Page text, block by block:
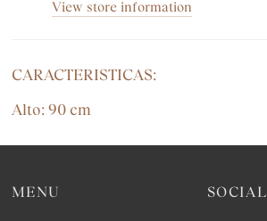
View store information
CARACTERISTICAS:
Alto: 90 cm
MENU SOCIAL